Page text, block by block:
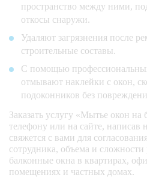
пространство между ними,
откосы снаружи.
Удаляют загрязнения после
строительные составы.
С помощью
отмывают наклейки с окон,
подоконников без
Заказать услугу «Мытье окон
телефону или на сайте,
свяжется с вами для
сотрудника, объема и
балконные окна в квартирах,
помещениях и частных домах.